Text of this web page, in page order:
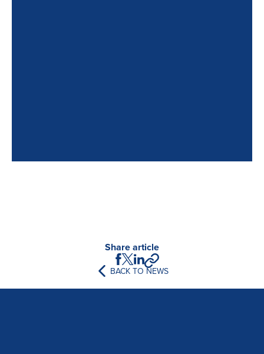
Share article
BACK TO NEWS